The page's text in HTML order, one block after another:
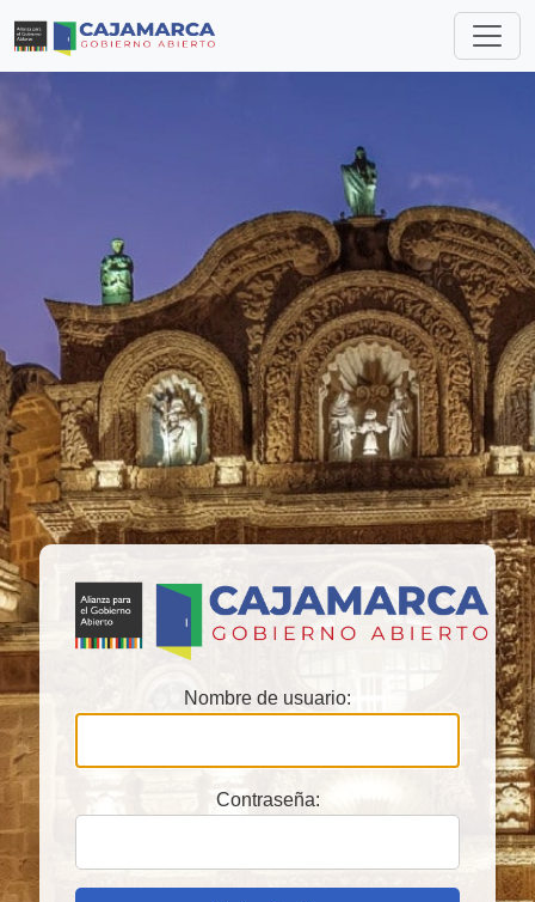
Nombre de usuario:
Contraseña: